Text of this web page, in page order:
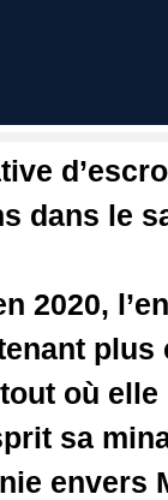
dans le
2020,
où
sa
envers